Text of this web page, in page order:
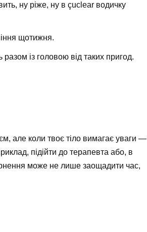
ну ріже, ну в çuclear водичку
щотижня.
разом із головою від таких пригод.
але коли твоє тіло вимагає уваги —
підійти до терапевта або, в
може не лише заощадити час,